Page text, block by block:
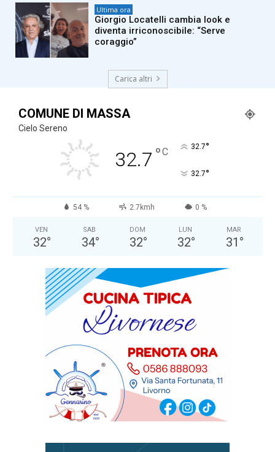
Ultima ora
Giorgio Locatelli cambia look e
diventa irriconoscibile: “Serve
coraggio”
Carica altri
COMUNE DI MASSA
Cielo Sereno
32.7 °C 32.7°
32.7°
54 % 2.7kmh 0 %
VEN
32°
SAB
34°
DOM
32°
LUN
32°
MAR
31 °